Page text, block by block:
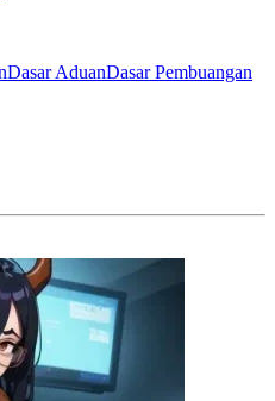
Dasar AduanDasar Pembuangan